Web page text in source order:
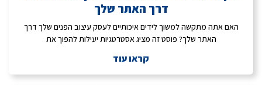
דרך האתר שלך
האם אתה מתקשה למשוך לידים איכותיים לעסק עיצוב הפנים שלך דרך
האתר שלך? פוסט זה מציג אסטרטגיות יעילות להפוך את
קראו עוד